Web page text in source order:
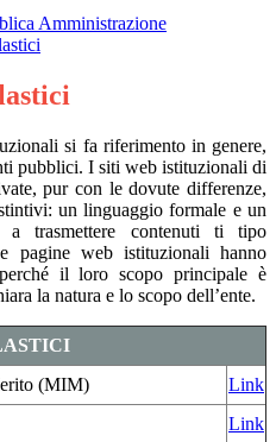
Amministrazione
si fa riferimento in genere,
pubblici. I siti web istituzionali di
pur con le dovute differenze,
un linguaggio formale e un
a trasmettere contenuti ti tipo
pagine web istituzionali hanno
il loro scopo principale è
la natura e lo scopo dell’ente.
(MIM)
Link
Link